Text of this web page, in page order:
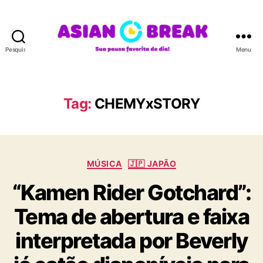
Pesquisar
A
N
R
A
Menu
Tag: CHEMYxSTORY
C
t
e
g
o
r
i
MÚSICA 🇯🇵 JAPÃO
“Kamen Rider Gotchard”:
Tema de abertura e faixa
interpretada por Beverly